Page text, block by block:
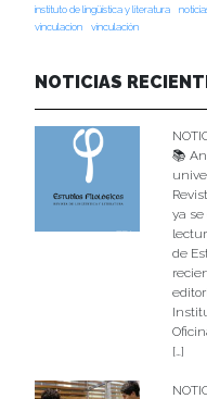
instituto de lingüística y literatura
vinculacion
vinculación
NOTICIAS
📚
ya
de
[…]